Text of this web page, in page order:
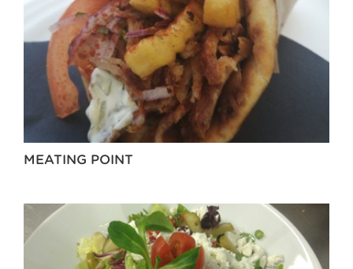
MEATING POINT